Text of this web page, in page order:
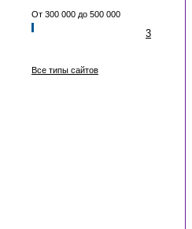
От 300 000 до 500 000
3
Все типы сайтов